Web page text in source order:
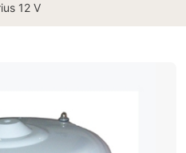
12 V